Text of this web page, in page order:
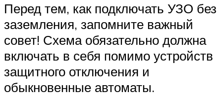
Перед тем, как подключать УЗО без
заземления, запомните важный
совет! Схема обязательно должна
включать в себя помимо устройств
защитного отключения и
обыкновенные автоматы.